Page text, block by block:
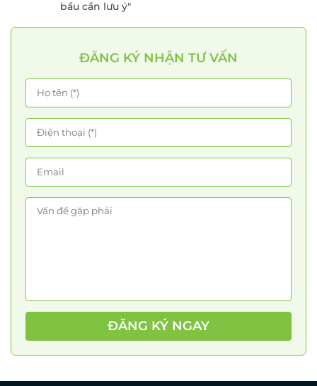
bầu cần lưu ý"
ĐĂNG KÝ NHẬN TƯ VẤN
ĐĂNG KÝ NGAY